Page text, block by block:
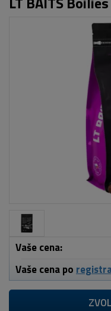
Vaše cena:
Vaše cena po